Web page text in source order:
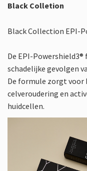
Black Colletion
Black Collection EPI-
De EPI-
schadelijke gevolgen
De formule zorgt voor
celveroudering en
huidcellen.